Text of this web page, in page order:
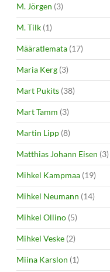
M. Jörgen (3)
M. Tilk (1)
Määratlemata (17)
Maria Kerg (3)
Mart Pukits (38)
Mart Tamm (3)
Martin Lipp (8)
Matthias Johann Eisen (3)
Mihkel Kampmaa (19)
Mihkel Neumann (14)
Mihkel Ollino (5)
Mihkel Veske (2)
Miina Karslon (1)